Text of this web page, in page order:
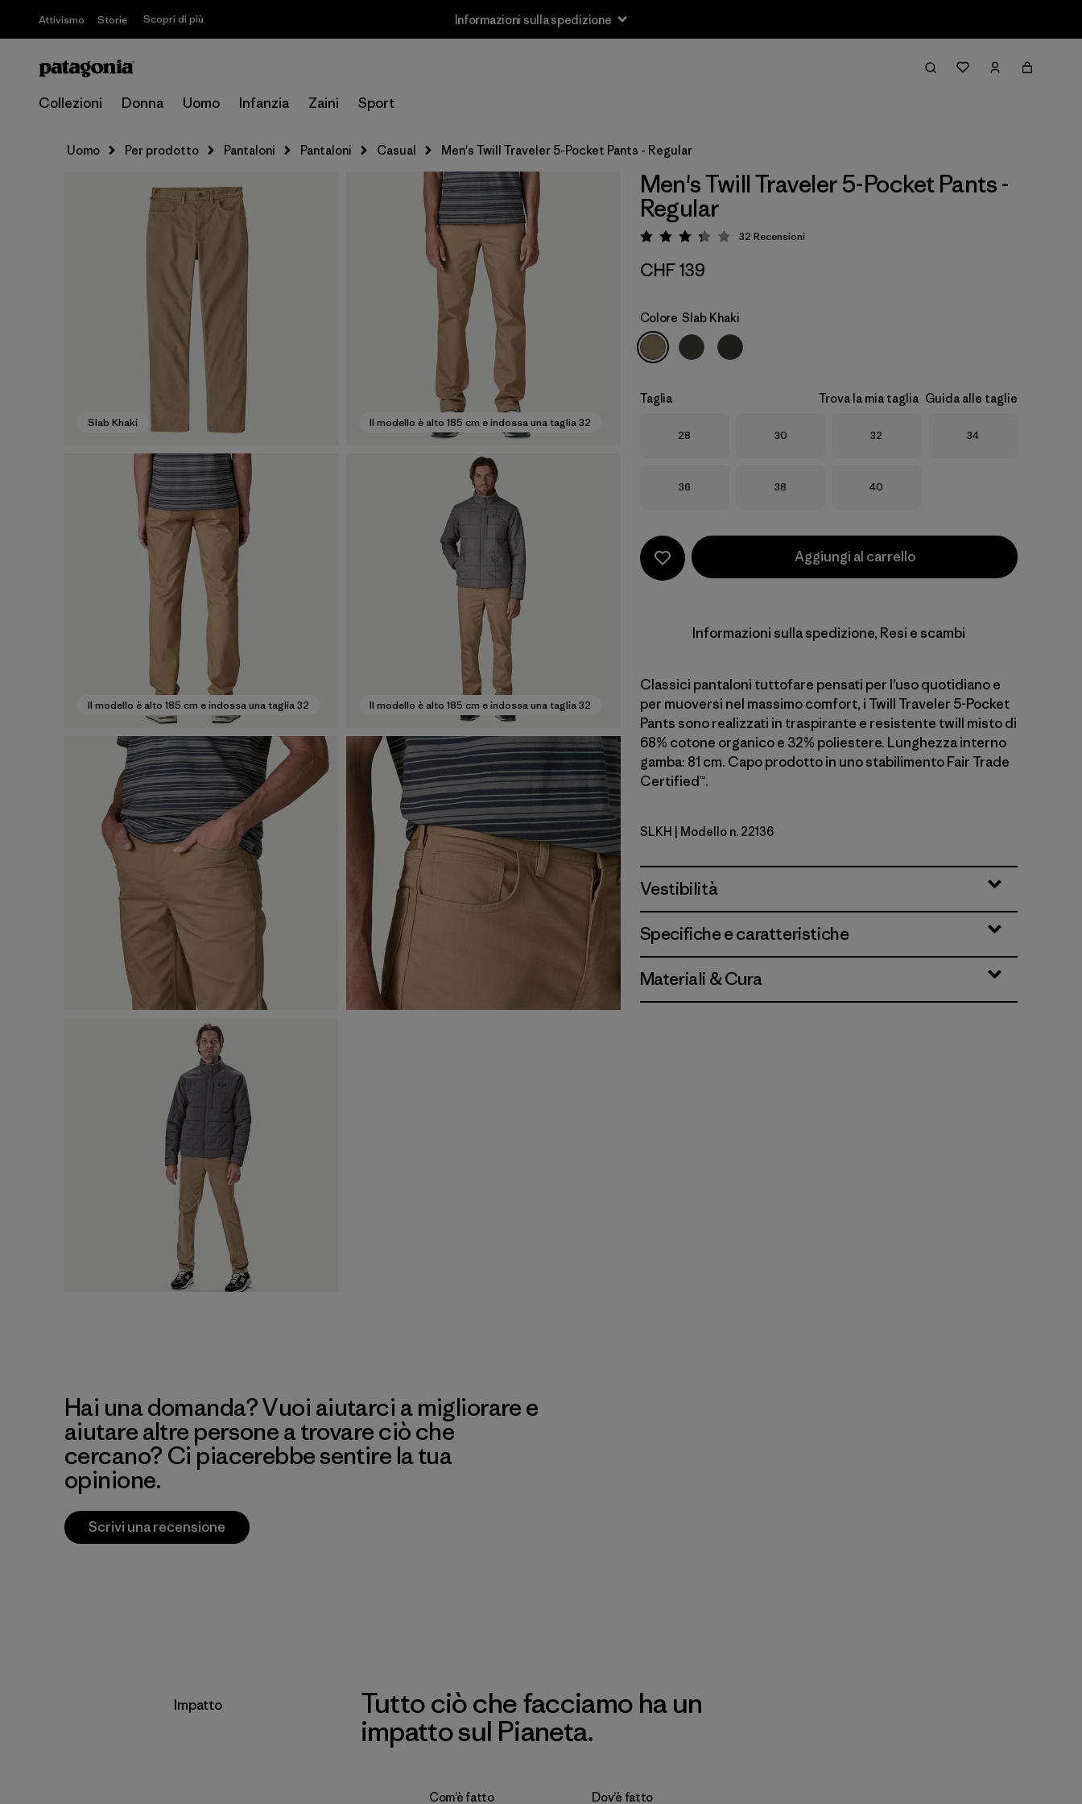
Attivismo Storie Scopri di più Informazioni sulla spedizione
Collezioni Donna Uomo Infanzia Zaini Sport
Uomo Per prodotto Pantaloni Pantaloni Casual Men's Twill Traveler 5-Pocket Pants - Regular
Slab Khaki Il modello è alto 185 cm e indossa una taglia 32
Il modello è alto 185 cm e indossa una taglia 32 Il modello è alto 185 cm e indossa una taglia 32
Men's Twill Traveler 5-Pocket Pants -
Regular
Valutazione: 3.3 / 5
32 Recensioni
CHF 139
Colore Slab Khaki
Taglia Trova la mia taglia Guida alle taglie
Taglia
28 Taglia
30 Taglia
32 Taglia
34
Taglia
36 Taglia
38 Taglia
40
Aggiungi al carrello
Informazioni sulla spedizione, Resi e scambi
Classici pantaloni tuttofare pensati per l’uso quotidiano e
per muoversi nel massimo comfort, i Twill Traveler 5-Pocket
Pants sono realizzati in traspirante e resistente twill misto di
68% cotone organico e 32% poliestere. Lunghezza interno
gamba: 81 cm. Capo prodotto in uno stabilimento Fair Trade
Certified™.
Slab Khaki
SLKH | Modello n. 22136
Vestibilità
Specifiche e caratteristiche
Materiali & Cura
Hai una domanda? Vuoi aiutarci a migliorare e
aiutare altre persone a trovare ciò che
cercano? Ci piacerebbe sentire la tua
opinione.
Scrivi una recensione
Impatto
Tutto ciò che facciamo ha un
impatto sul Pianeta.
Com’è fatto Dov’è fatto